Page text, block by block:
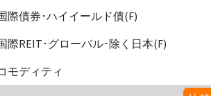
際債券･ハイイールド債(F)
際REIT･グローバル･除く日本(F)
モディティ